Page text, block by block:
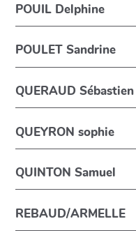
POUIL Delphine
POULET Sandrine
QUERAUD Sébastien
QUEYRON sophie
QUINTON Samuel
REBAUD/ARMELLE